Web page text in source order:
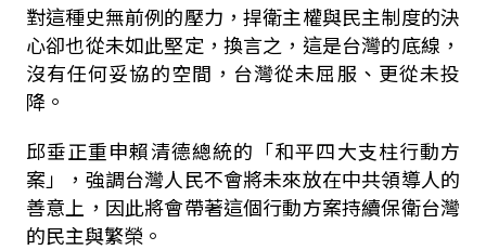
對這種史無前例的壓力，捍衛主權與民主制度的決
心卻也從未如此堅定，換言之，這是台灣的底線，
沒有任何妥協的空間，台灣從未屈服、更從未投
降。
邱垂正重申賴清德總統的「和平四大支柱行動方
案」，強調台灣人民不會將未來放在中共領導人的
善意上，因此將會帶著這個行動方案持續保衛台灣
的民主與繁榮。